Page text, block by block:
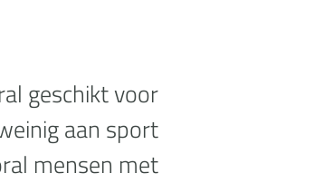
geschikt voor
aan sport
mensen met